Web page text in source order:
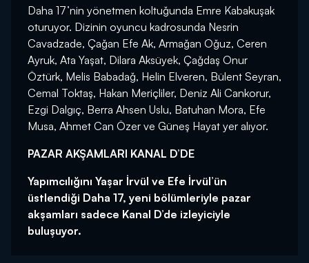
Daha 17’nin yönetmen koltuğunda Emre Kabakuşak
oturuyor. Dizinin oyuncu kadrosunda Nesrin
Cavadzade, Çağan Efe Ak, Armağan Oğuz, Ceren
Ayruk, Ata Yaşat, Dilara Aksüyek, Çağdaş Onur
Öztürk, Melis Babadağ, Helin Elveren, Bülent Seyran,
Cemal Toktaş, Hakan Meriçliler, Deniz Ali Cankorur,
Ezgi Dalgıç, Berra Ahsen Uslu, Batuhan Mora, Efe
Musa, Ahmet Can Özer ve Güneş Hayat yer alıyor.
PAZAR AKŞAMLARI KANAL D’DE
Yapımcılığını Yaşar İrvül ve Efe İrvül’ün
üstlendiği Daha 17, yeni bölümleriyle pazar
akşamları sadece Kanal D’de izleyiciyle
buluşuyor.